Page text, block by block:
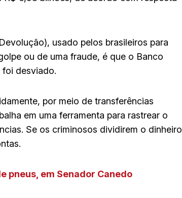
usado pelos brasileiros para
ou de uma fraude, é que o Banco
foi desviado.
por meio de transferências
em uma ferramenta para rastrear o
Se os criminosos dividirem o dinheiro
pneus, em Senador Canedo